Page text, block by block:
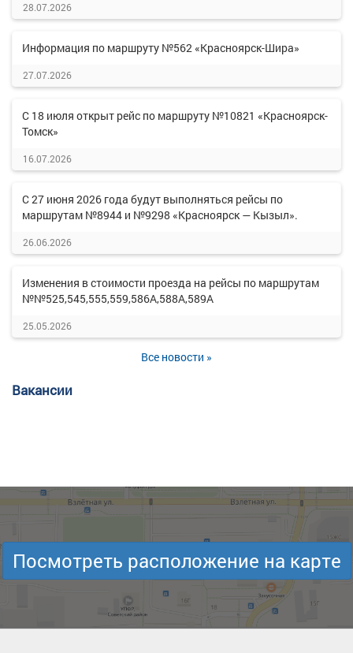
28.07.2026
Информация по маршруту №562 «Красноярск-Шира»
27.07.2026
С 18 июля открыт рейс по маршруту №10821 «Красноярск-
Томск»
16.07.2026
С 27 июня 2026 года будут выполняться рейсы по
маршрутам №8944 и №9298 «Красноярск — Кызыл».
26.06.2026
Изменения в стоимости проезда на рейсы по маршрутам
№№525,545,555,559,586А,588А,589А
25.05.2026
Все новости »
Вакансии
Посмотреть расположение на карте